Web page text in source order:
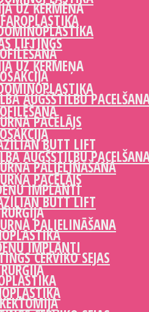
UZ ĶERMEŅA
AUGŠSTILBU
PACĒLĀJS
BUTT LIFT
PALIELINĀŠANA
IMPLANTI
CERVIKO SEJAS
LIFTINGS
UZ ĶERMEŅA
AUGŠSTILBU
PACĒLĀJS
BUTT LIFT
PALIELINĀŠANA
IMPLANTI